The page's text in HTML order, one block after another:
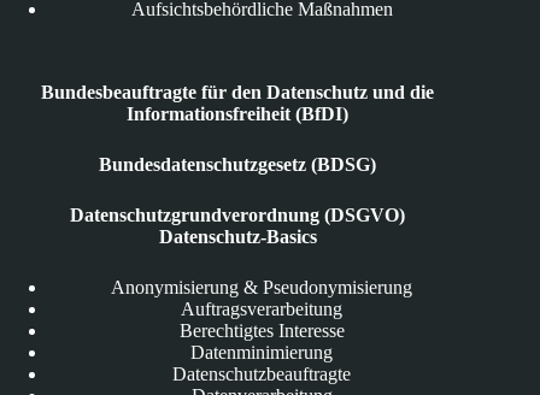
Aufsichtsbehördliche Maßnahmen
Bundesbeauftragte für den Datenschutz und die
Informationsfreiheit (BfDI)
Bundesdatenschutzgesetz (BDSG)
Datenschutzgrundverordnung (DSGVO)
Datenschutz-Basics
Anonymisierung & Pseudonymisierung
Auftragsverarbeitung
Berechtigtes Interesse
Datenminimierung
Datenschutzbeauftragte